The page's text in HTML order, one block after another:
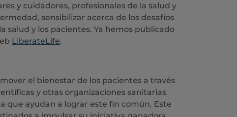
y cuidadores, profesionales de la salud y
sensibilizar acerca de los desafíos
salud y los pacientes. Ya hemos publicado
LiberateLife.
el bienestar de los pacientes a través
y otras organizaciones sanitarias
que ayudan a lograr este fin común. Este